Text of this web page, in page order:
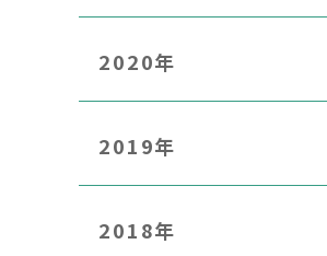
2020年
2019年
2018年